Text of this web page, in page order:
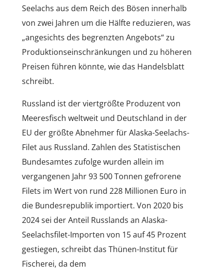
Seelachs aus dem Reich des Bösen innerhalb
von zwei Jahren um die Hälfte reduzieren, was
„angesichts des begrenzten Angebots“ zu
Produktionseinschränkungen und zu höheren
Preisen führen könnte, wie das Handelsblatt
schreibt.
Russland ist der viertgrößte Produzent von
Meeresfisch weltweit und Deutschland in der
EU der größte Abnehmer für Alaska-Seelachs-
Filet aus Russland. Zahlen des Statistischen
Bundesamtes zufolge wurden allein im
vergangenen Jahr 93 500 Tonnen gefrorene
Filets im Wert von rund 228 Millionen Euro in
die Bundesrepublik importiert. Von 2020 bis
2024 sei der Anteil Russlands an Alaska-
Seelachsfilet-Importen von 15 auf 45 Prozent
gestiegen, schreibt das Thünen-Institut für
Fischerei, da dem